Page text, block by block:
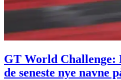
GT World
de seneste nye navne